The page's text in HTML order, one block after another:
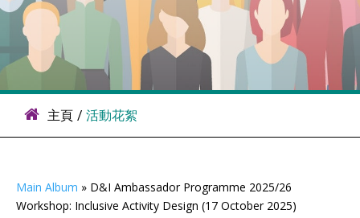
主頁 / 活動花絮
Main Album » D&I Ambassador Programme 2025/26
Workshop: Inclusive Activity Design (17 October 2025)